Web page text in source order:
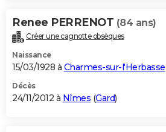
Renee PERRENOT (84 ans)
Créer une cagnotte obsèques
Naissance
15/03/1928 à Charmes-sur-l'Herbasse
Décès
24/11/2012 à Nîmes (Gard)